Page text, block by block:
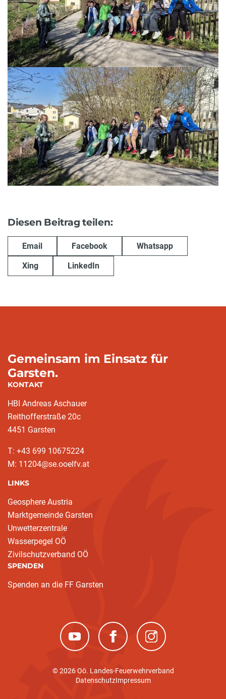
Diesen Beitrag teilen:
Email Facebook Whatsapp
Xing LinkedIn
Gemeinsam im Einsatz für
Garsten.
KONTAKT
HBI Andreas Aschauer
Reithofferstraße 20c
4451 Garsten
T: ‭+43 699 10675224‬
M: 11204@se.ooelfv.at
LINKS
Geosphere Austria
Marktgemeinde Garsten
Unwetterzentrale
Wasserpegel OÖ
Zivilschutzverband OÖ
SPENDEN
Spenden an die FF Garsten
(neues Fenster)(neues Fenster)(neues Fenster)
© 2026 Oö. Landes-Feuerwehrverband
DatenschutzImpressum